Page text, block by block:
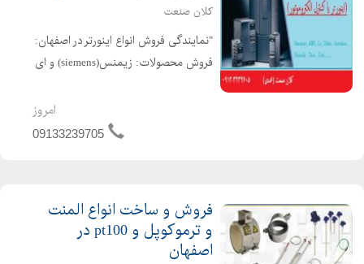
کلان صنعت
"نمایندگی فروش انواع اینورتر در اصفهان:
فروش محصولات: زیمنس(siemens) و ای
نماینده فروش اینورتر : اینورتر های ال
اس(ls) و دلتا (delta) و تکو(teco) و
امروز
09133239705
فروش و ساخت انواع المنت
و ترموکوپل و pt100 در
اصفهان